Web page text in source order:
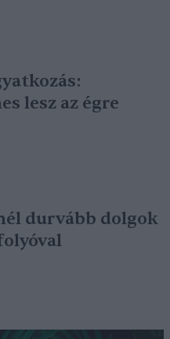
lesz az égre
durvább dolgok